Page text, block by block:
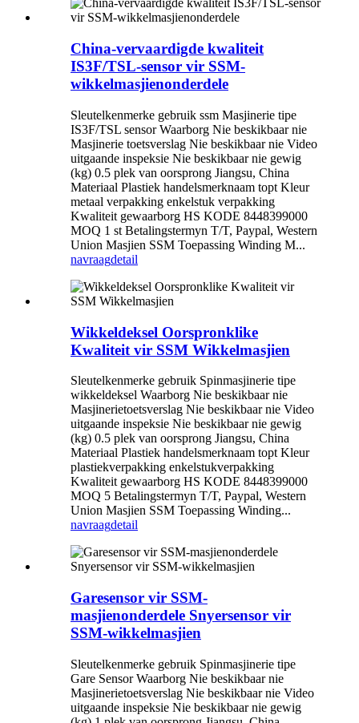
China-vervaardigde kwaliteit
IS3F/TSL-sensor vir SSM-
wikkelmasjienonderdele
Sleutelkenmerke gebruik ssm Masjinerie tipe
IS3F/TSL sensor Waarborg Nie beskikbaar nie
Masjinerie toetsverslag Nie beskikbaar nie Video
uitgaande inspeksie Nie beskikbaar nie gewig
(kg) 0.5 plek van oorsprong Jiangsu, China
Materiaal Plastiek handelsmerknaam topt Kleur
metaal verpakking enkelstuk verpakking
Kwaliteit gewaarborg HS KODE 8448399000
MOQ 1 st Betalingstermyn T/T, Paypal, Western
Union Masjien SSM Toepassing Winding M...
navraagdetail
Wikkeldeksel Oorspronklike
Kwaliteit vir SSM Wikkelmasjien
Sleutelkenmerke gebruik Spinmasjinerie tipe
wikkeldeksel Waarborg Nie beskikbaar nie
Masjinerietoetsverslag Nie beskikbaar nie Video
uitgaande inspeksie Nie beskikbaar nie gewig
(kg) 0.5 plek van oorsprong Jiangsu, China
Materiaal Plastiek handelsmerknaam topt Kleur
plastiekverpakking enkelstukverpakking
Kwaliteit gewaarborg HS KODE 8448399000
MOQ 5 Betalingstermyn T/T, Paypal, Western
Union Masjien SSM Toepassing Winding...
navraagdetail
Garesensor vir SSM-
masjienonderdele Snyersensor vir
SSM-wikkelmasjien
Sleutelkenmerke gebruik Spinmasjinerie tipe
Gare Sensor Waarborg Nie beskikbaar nie
Masjinerietoetsverslag Nie beskikbaar nie Video
uitgaande inspeksie Nie beskikbaar nie gewig